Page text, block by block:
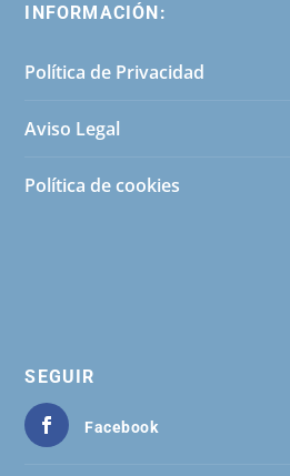
INFORMACIÓN:
Política de Privacidad
Aviso Legal
Política de cookies
SEGUIR
Facebook